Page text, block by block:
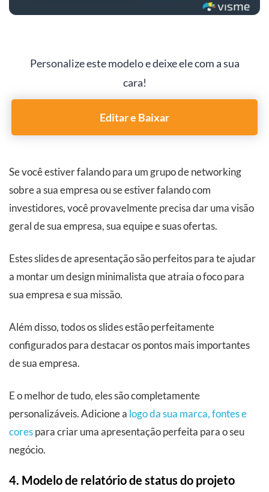
Personalize este modelo e deixe ele com a sua
cara!
Editar e Baixar
Se você estiver falando para um grupo de networking
sobre a sua empresa ou se estiver falando com
investidores, você provavelmente precisa dar uma visão
geral de sua empresa, sua equipe e suas ofertas.
Estes slides de apresentação são perfeitos para te ajudar
a montar um design minimalista que atraia o foco para
sua empresa e sua missão.
Além disso, todos os slides estão perfeitamente
configurados para destacar os pontos mais importantes
de sua empresa.
E o melhor de tudo, eles são completamente
personalizáveis. Adicione a logo da sua marca, fontes e
corespara criar uma apresentação perfeita para o seu
negócio.
4. Modelo de relatório de status do projeto